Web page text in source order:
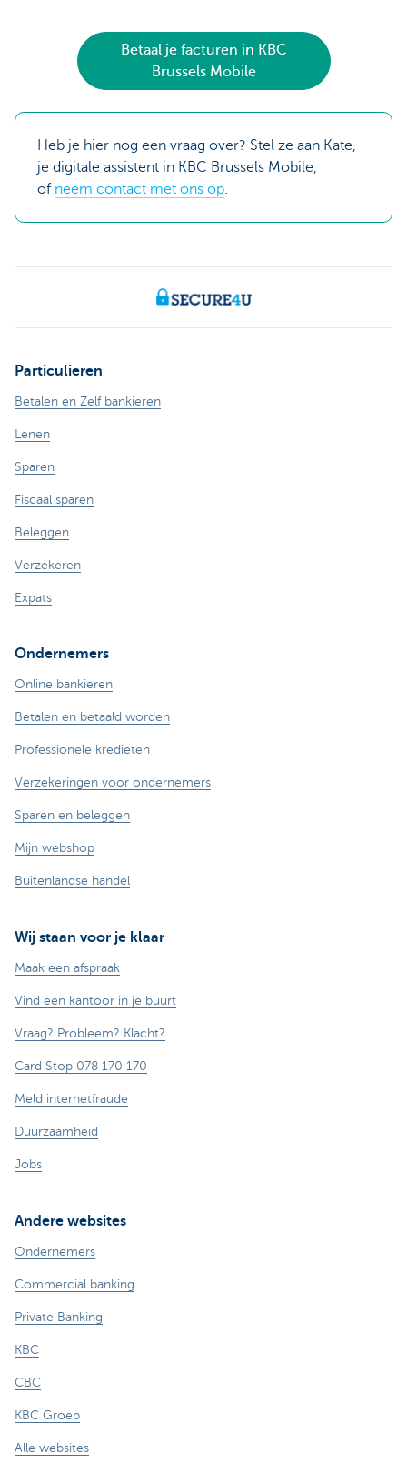
Betaal je facturen in KBC
Brussels Mobile
Heb je hier nog een vraag over? Stel ze aan Kate,
je digitale assistent in KBC Brussels Mobile,
of neem contact met ons op.
Particulieren
Betalen en Zelf bankieren
Lenen
Sparen
Fiscaal sparen
Beleggen
Verzekeren
Expats
Ondernemers
Online bankieren
Betalen en betaald worden
Professionele kredieten
Verzekeringen voor ondernemers
Sparen en beleggen
Mijn webshop
Buitenlandse handel
Wij staan voor je klaar
Maak een afspraak
Vind een kantoor in je buurt
Vraag? Probleem? Klacht?
Card Stop 078 170 170
Meld internetfraude
Duurzaamheid
Jobs
Andere websites
Ondernemers
Commercial banking
Private Banking
KBC
CBC
KBC Groep
Alle websites